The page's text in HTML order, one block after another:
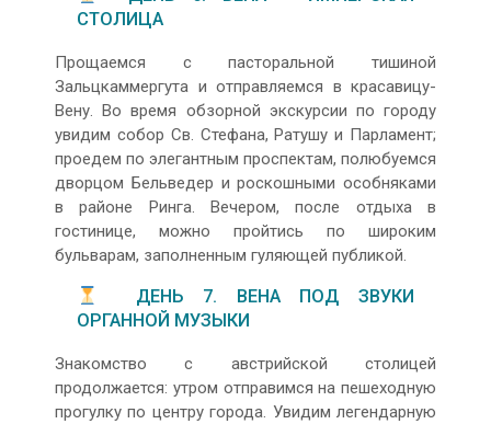
СТОЛИЦА
Прощаемся с пасторальной тишиной
Зальцкаммергута и отправляемся в красавицу-
Вену. Во время обзорной экскурсии по городу
увидим собор Св. Стефана, Ратушу и Парламент;
проедем по элегантным проспектам, полюбуемся
дворцом Бельведер и роскошными особняками
в районе Ринга. Вечером, после отдыха в
гостинице, можно пройтись по широким
бульварам, заполненным гуляющей публикой.
ДЕНЬ 7. ВЕНА ПОД ЗВУКИ
ОРГАННОЙ МУЗЫКИ
Знакомство с австрийской столицей
продолжается: утром отправимся на пешеходную
прогулку по центру города. Увидим легендарную